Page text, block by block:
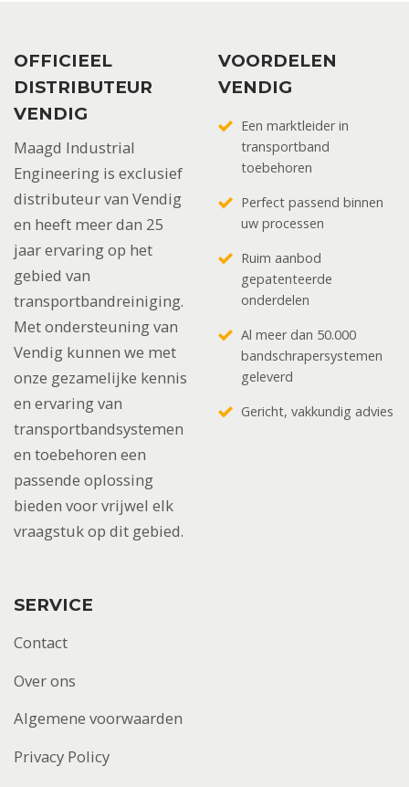
OFFICIEEL
DISTRIBUTEUR
VENDIG
Maagd Industrial
Engineering is exclusief
distributeur van Vendig
en heeft meer dan 25
jaar ervaring op het
gebied van
transportbandreiniging.
Met ondersteuning van
Vendig kunnen we met
onze gezamelijke kennis
en ervaring van
transportbandsystemen
en toebehoren een
passende oplossing
bieden voor vrijwel elk
vraagstuk op dit gebied.
VOORDELEN
VENDIG
Een marktleider in
transportband
toebehoren
Perfect passend binnen
uw processen
Ruim aanbod
gepatenteerde
onderdelen
Al meer dan 50.000
bandschrapersystemen
geleverd
Gericht, vakkundig advies
SERVICE
Contact
Over ons
Algemene voorwaarden
Privacy Policy